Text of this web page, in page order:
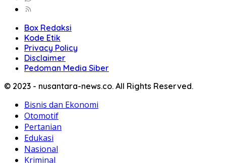
Box Redaksi
Kode Etik
Privacy Policy
Disclaimer
Pedoman Media Siber
© 2023 - nusantara-news.co. All Rights Reserved.
Bisnis dan Ekonomi
Otomotif
Pertanian
Edukasi
Nasional
Kriminal